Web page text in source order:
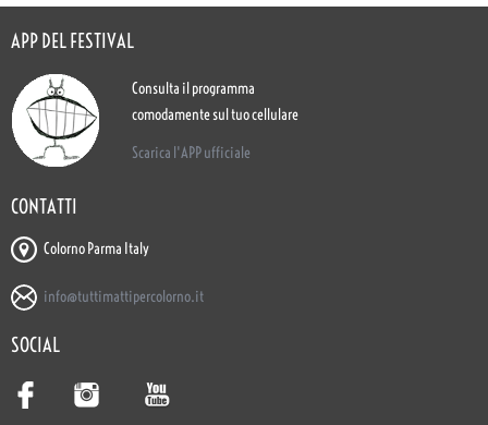
APP DEL FESTIVAL
Consulta il programma
comodamente sul tuo cellulare
Scarica l'APP ufficiale
CONTATTI
Colorno Parma Italy
info@tuttimattipercolorno.it
SOCIAL